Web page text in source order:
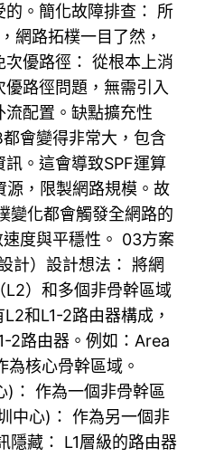
。簡化故障排查： 所
網路拓樸一目了然，
優路徑： 從根本上消
路徑問題，無需引入
配置。缺點擴充性
會變得非常大，包含
。這會導致SPF運算
源，限製網路規模。故
變化都會觸發全網路的
度與平穩性。 03方案
計）設計想法： 將網
L2）和多個非骨幹區域
L2和L1-2路由器構成，
2路由器。例如：Area
核心骨幹區域。
： 作為一個非骨幹區
中心)： 作為另一個非
隱藏： L1層級的路由器